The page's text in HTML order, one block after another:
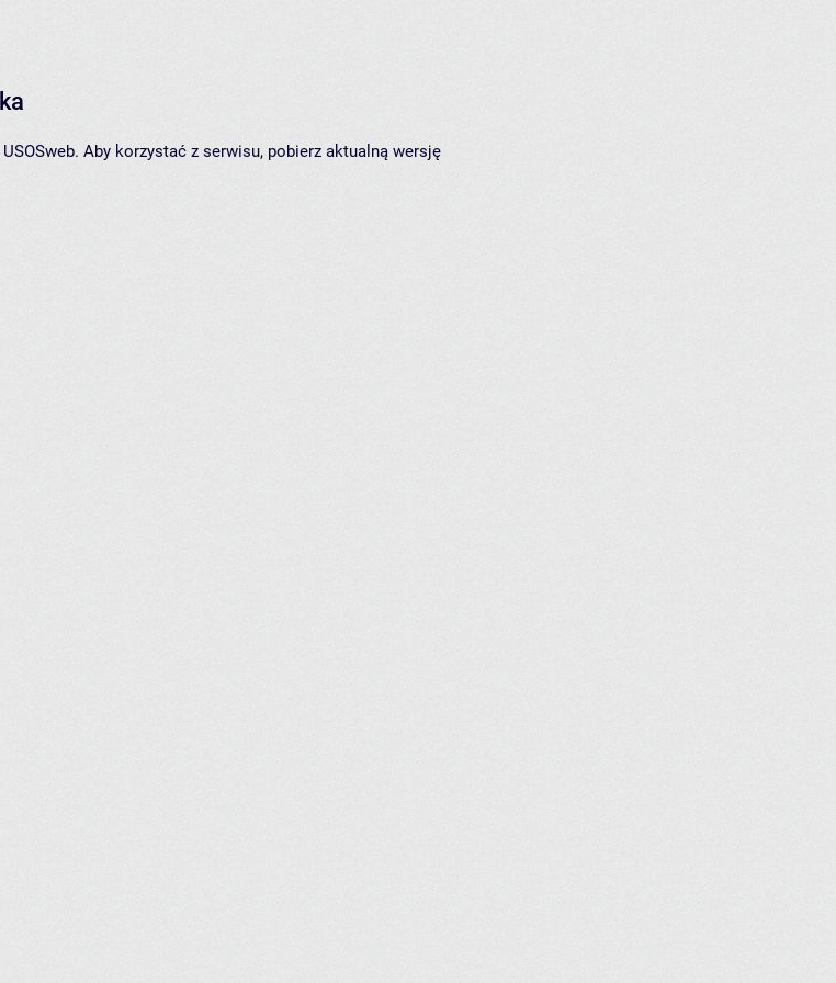
Aby korzystać z serwisu, pobierz aktualną wersję